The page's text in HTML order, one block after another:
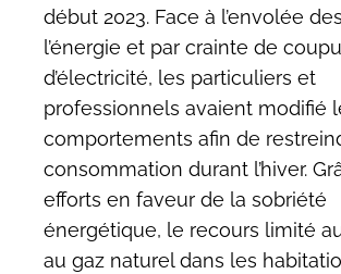
début 2023. Face à l’envolée
l’énergie et par crainte de
d’électricité, les particuliers et
professionnels avaient modifié
comportements afin de
consommation durant l’hiver.
efforts en faveur de la sobriété
énergétique, le recours limité
au gaz naturel dans les